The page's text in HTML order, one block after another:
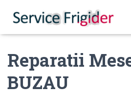
Reparatii
BUZAU